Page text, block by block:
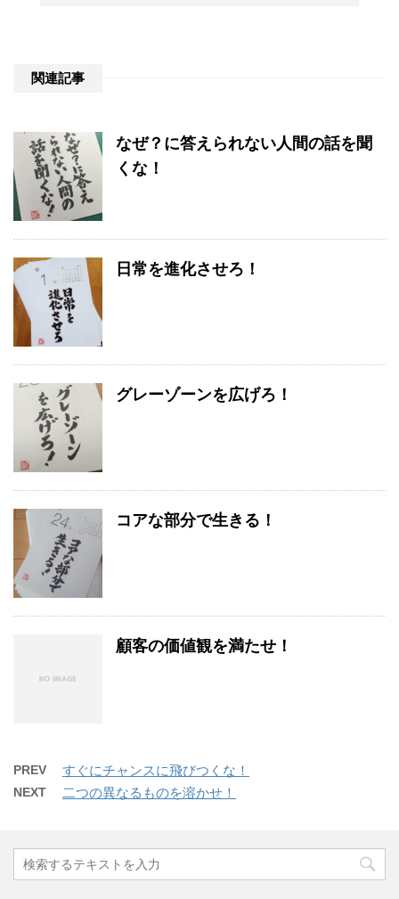
関連記事
なぜ？に答えられない人間の話を聞
くな！
日常を進化させろ！
グレーゾーンを広げろ！
コアな部分で生きる！
顧客の価値観を満たせ！
PREV すぐにチャンスに飛びつくな！
NEXT 二つの異なるものを溶かせ！